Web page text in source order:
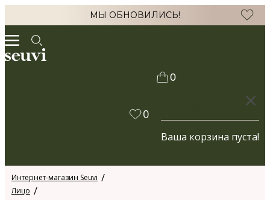
МЫ ОБНОВИЛИСЬ!
0
0
Ваша корзина пуста!
Интернет-магазин Seuvi
Лицо